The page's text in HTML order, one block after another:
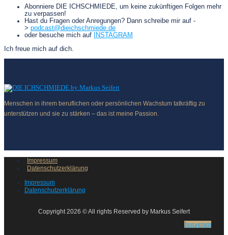
Abonniere DIE ICHSCHMIEDE, um keine zukünftigen Folgen mehr
zu verpassen!
Hast du Fragen oder Anregungen? Dann schreibe mir auf -
> podcast@dieichschmiede.de
oder besuche mich auf
INSTAGRAM
Ich freue mich auf dich.
Menschen in ihrem beruflichen oder persönlichen Wachstum tatkräftig zu
unterstützen und sie zu stärken – das ist meine Passion.
Impressum
Datenschutzerklärung
Impressum
Datenschutzerklärung
Copyright 2026 © All rights Reserved by Markus Seifert
Instagram